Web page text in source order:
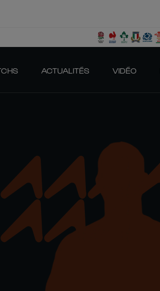
ACTUALITÉS VIDÉO